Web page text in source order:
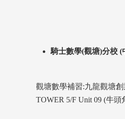
騎士數學(觀塘)分校 (
觀塘數學補習:九龍觀塘
TOWER 5/F Unit 09 (牛